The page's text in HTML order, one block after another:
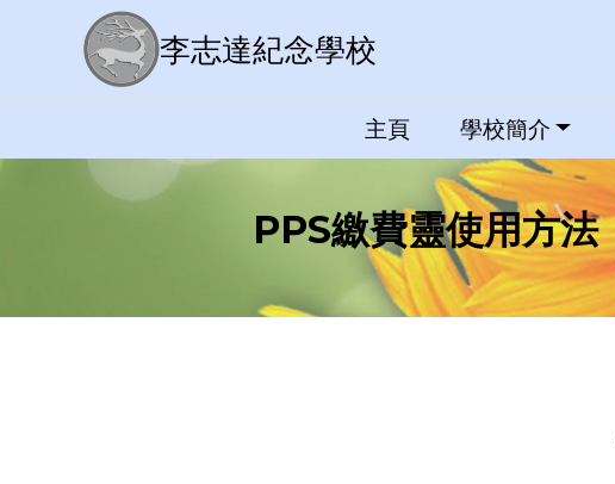
PPS繳費靈使用方法
李志達紀念學校
主頁 學校簡介